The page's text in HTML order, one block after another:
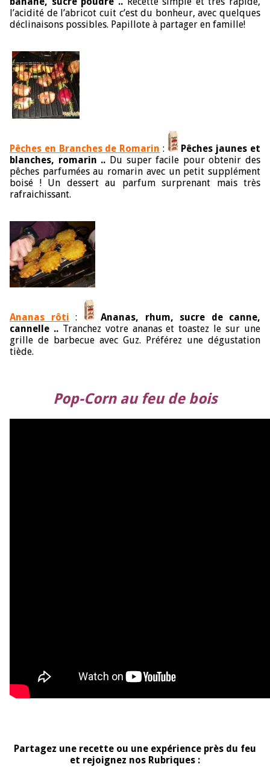
l’acidité de l’abricot cuit c’est du bonheur, avec quelques
déclinaisons possibles. Papillote à partager en famille!
Pêches en Branches de Romarin :
Pêches jaunes et
blanches, romarin .. Du super facile pour obtenir des
pêches parfumées au romarin avec un petit supplément
boisé ! Un dessert au parfum surprenant mais très
rafraichissant.
Ananas rôti :
Ananas, rhum, sucre de canne,
cannelle ..Tranchez votre ananas et toastez le sur une
grille de barbecue avec Guz. Préférez une dégustation
tiède.
Pop-Corn au feu de bois
Partagez une recette ou une expérience près du feu
et rejoignez nos Rubriques :